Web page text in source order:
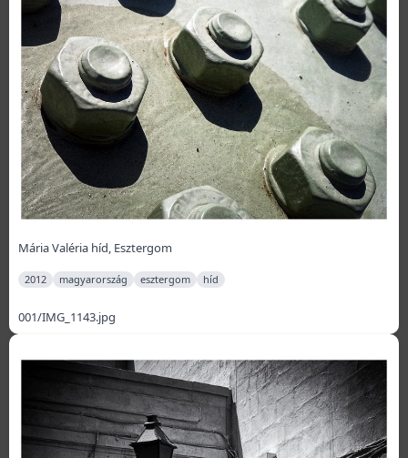
Mária Valéria híd, Esztergom
2012 magyarország esztergom híd
001/IMG_1143.jpg